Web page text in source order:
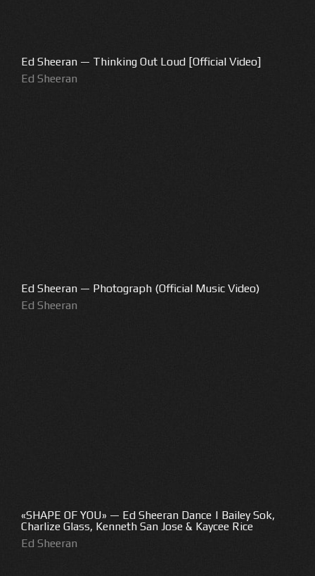
Ed Sheeran — Thinking Out Loud [Official Video]
Ed Sheeran
Ed Sheeran — Photograph (Official Music Video)
Ed Sheeran
«SHAPE OF YOU» — Ed Sheeran Dance | Bailey Sok,
Charlize Glass, Kenneth San Jose & Kaycee Rice
Ed Sheeran